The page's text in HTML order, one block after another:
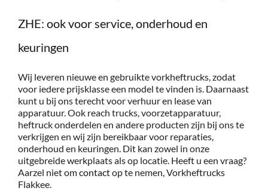
ZHE: ook voor service, onderhoud en
keuringen
Wij leveren nieuwe en gebruikte vorkheftrucks, zodat
voor iedere prijsklasse een model te vinden is. Daarnaast
kunt u bij ons terecht voor verhuur en lease van
apparatuur. Ook reach trucks, voorzetapparatuur,
heftruck onderdelen en andere producten zijn bij ons te
verkrijgen en wij zijn bereikbaar voor reparaties,
onderhoud en keuringen. Dit kan zowel in onze
uitgebreide werkplaats als op locatie. Heeft u een vraag?
Aarzel niet omcontactop te nemen, Vorkheftrucks
Flakkee.